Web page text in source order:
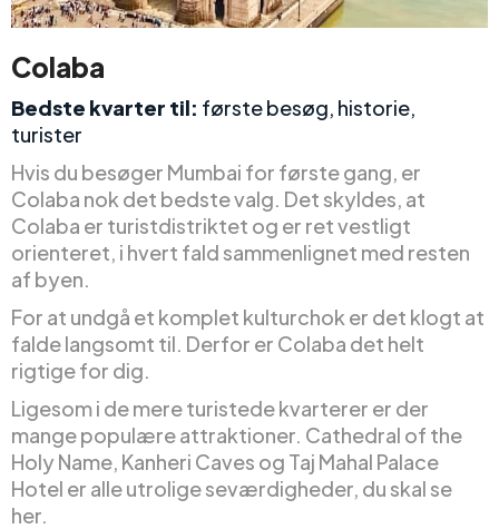
Colaba
Bedste kvarter til: første besøg, historie,
turister
Hvis du besøger Mumbai for første gang, er
Colaba nok det bedste valg. Det skyldes, at
Colaba er turistdistriktet og er ret vestligt
orienteret, i hvert fald sammenlignet med resten
af byen.
For at undgå et komplet kulturchok er det klogt at
falde langsomt til. Derfor er Colaba det helt
rigtige for dig.
Ligesom i de mere turistede kvarterer er der
mange populære attraktioner. Cathedral of the
Holy Name, Kanheri Caves og Taj Mahal Palace
Hotel er alle utrolige seværdigheder, du skal se
her.